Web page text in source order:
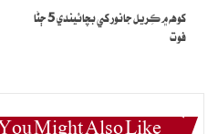
کوهه ۾ ڪِريل جانور کي بچائيندي 5 ڄڻا
فوت